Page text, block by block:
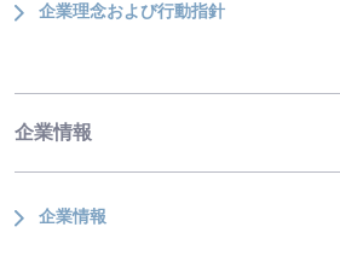
企業理念および行動指針
企業情報
企業情報